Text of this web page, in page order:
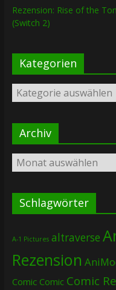
Rezension: Rise of the
(Switch 2)
Kategorien
Kategorien
Archiv
Archiv
Schlagwörter
A-1 Pictures altraverse
Rezension
Comic Comic Comic